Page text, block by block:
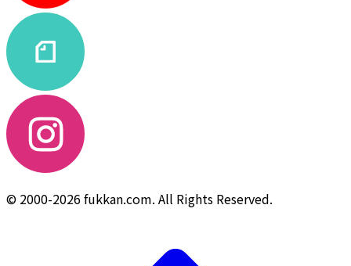
© 2000-2026 fukkan.com. All Rights Reserved.